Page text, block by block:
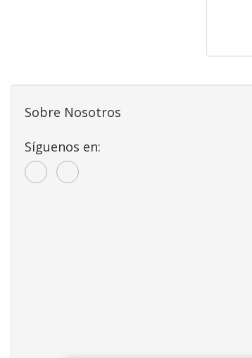
Sobre Nosotros
Síguenos en: